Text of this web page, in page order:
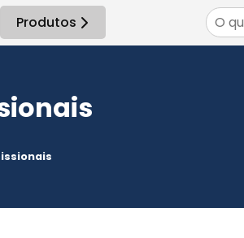
Produtos